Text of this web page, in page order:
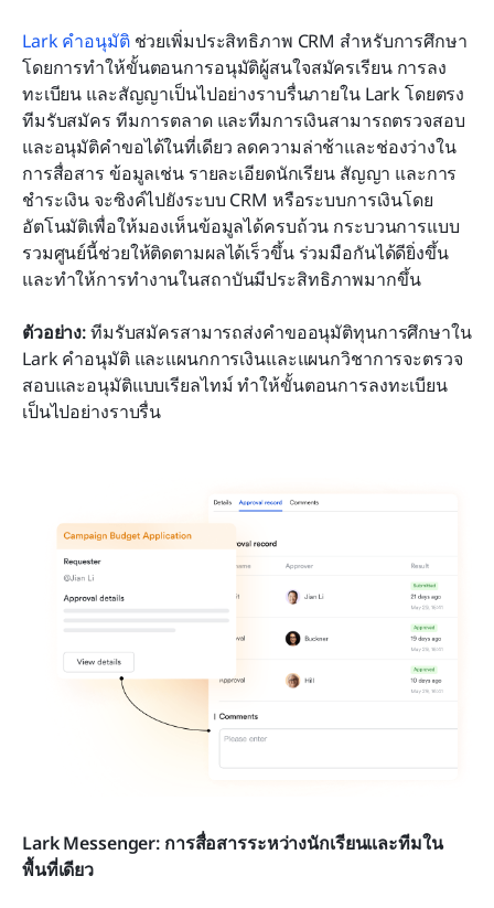
Lark คำอนุมัติ ช่วยเพิ่มประสิทธิภาพ CRM สำหรับการศึกษา
โดยการทำให้ขั้นตอนการอนุมัติผู้สนใจสมัครเรียน การลง
ทะเบียน และสัญญาเป็นไปอย่างราบรื่นภายใน Lark โดยตรง
ทีมรับสมัคร ทีมการตลาด และทีมการเงินสามารถตรวจสอบ
และอนุมัติคำขอได้ในที่เดียว ลดความล่าช้าและช่องว่างใน
การสื่อสาร ข้อมูลเช่น รายละเอียดนักเรียน สัญญา และการ
ชำระเงิน จะซิงค์ไปยังระบบ CRM หรือระบบการเงินโดย
อัตโนมัติเพื่อให้มองเห็นข้อมูลได้ครบถ้วน กระบวนการแบบ
รวมศูนย์นี้ช่วยให้ติดตามผลได้เร็วขึ้น ร่วมมือกันได้ดียิ่งขึ้น
และทำให้การทำงานในสถาบันมีประสิทธิภาพมากขึ้น
ตัวอย่าง: ทีมรับสมัครสามารถส่งคำขออนุมัติทุนการศึกษาใน
Lark คำอนุมัติ และแผนกการเงินและแผนกวิชาการจะตรวจ
สอบและอนุมัติแบบเรียลไทม์ ทำให้ขั้นตอนการลงทะเบียน
เป็นไปอย่างราบรื่น
Lark Messenger: การสื่อสารระหว่างนักเรียนและทีมใน
พื้นที่เดียว